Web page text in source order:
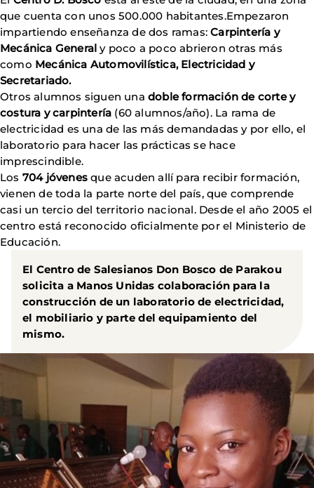
que cuenta con unos 500.000 habitantes.Empezaron
impartiendo enseñanza de dos ramas:Carpintería y
Mecánica General y poco a poco abrieron otras más
como Mecánica Automovilística, Electricidad y
Secretariado.
Otros alumnos siguen una doble formación de corte y
costura y carpintería (60 alumnos/año). La rama de
electricidad es una de las más demandadas y por ello, el
laboratorio para hacer las prácticas se hace
imprescindible.
Los 704 jóvenesque acuden allí para recibir formación,
vienen de toda la parte norte del país, que comprende
casi un tercio del territorio nacional. Desde el año 2005 el
centro está reconocido oficialmente por el Ministerio de
Educación.
El Centro de Salesianos Don Bosco de Parakou
solicita a Manos Unidas colaboración para la
construcción de un laboratorio de electricidad,
el mobiliario y parte del equipamiento del
mismo.